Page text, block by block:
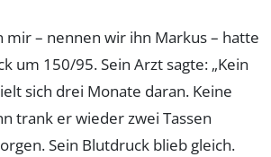
mir – nennen wir ihn Markus – hatte
um 150/95. Sein Arzt sagte: „Kein
sich drei Monate daran. Keine
trank er wieder zwei Tassen
Sein Blutdruck blieb gleich.